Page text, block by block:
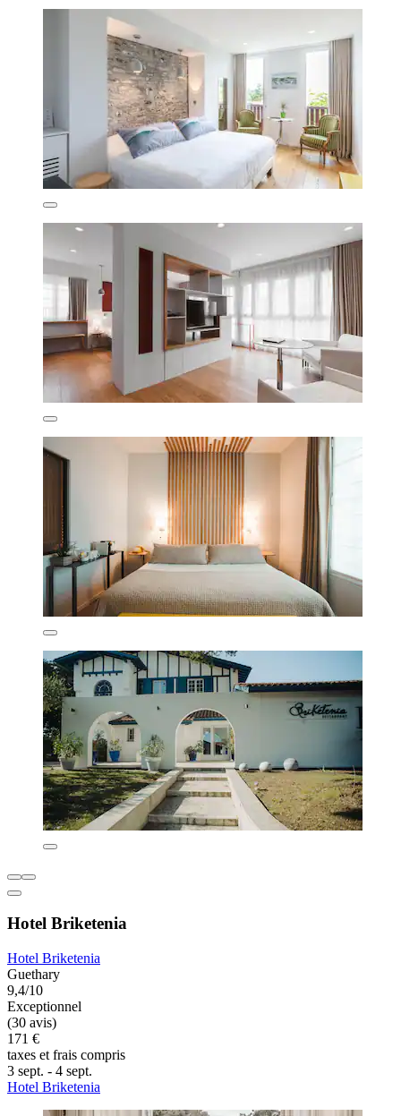
Hotel Briketenia
Hotel Briketenia
Guethary
9,4/10
Exceptionnel
(30 avis)
171 €
taxes et frais compris
3 sept. - 4 sept.
Hotel Briketenia